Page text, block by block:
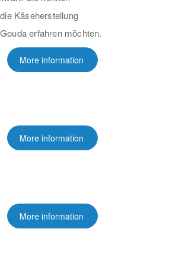
Käseherstellung
erfahren möchten.
More information
More information
More information